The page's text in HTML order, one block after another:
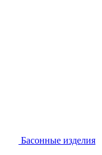
Басонные изделия